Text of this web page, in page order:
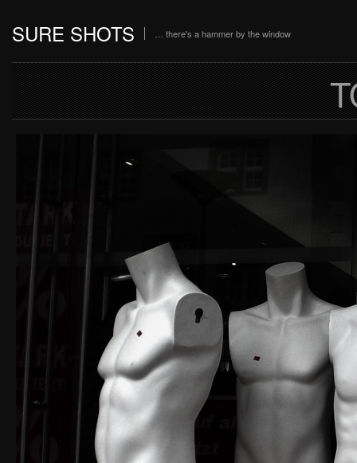
SURE SHOTS … there's a hammer by the window